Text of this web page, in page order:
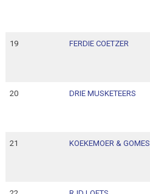
19 FERDIE COETZER
20 DRIE MUSKETEERS
21 KOEKEMOER & GOMES